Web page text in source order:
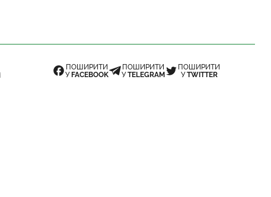
ПОШИРИТИ
У FACEBOOK
ПОШИРИТИ
УTELEGRAM
ПОШИРИТИ
УTWITTER